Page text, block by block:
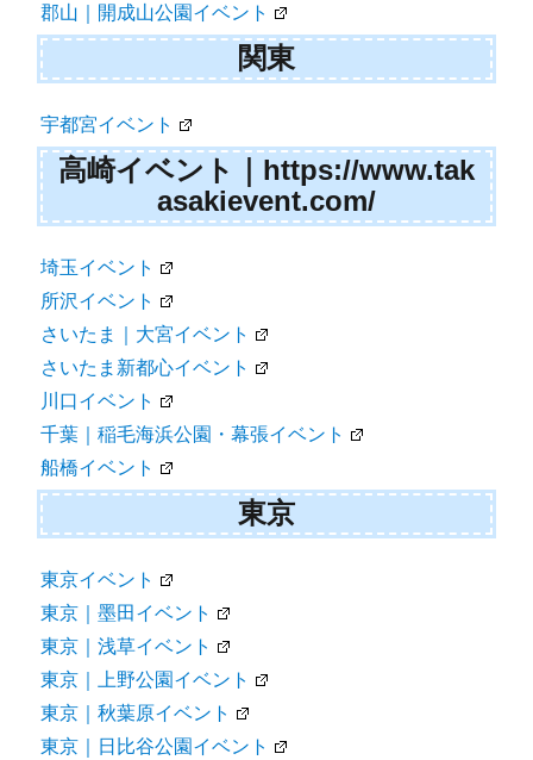
郡山｜開成山公園イベント
関東
宇都宮イベント
高崎イベント｜https://www.tak
asakievent.com/
埼玉イベント
所沢イベント
さいたま｜大宮イベント
さいたま新都心イベント
川口イベント
千葉｜稲毛海浜公園・幕張イベント
船橋イベント
東京
東京イベント
東京｜墨田イベント
東京｜浅草イベント
東京｜上野公園イベント
東京｜秋葉原イベント
東京｜日比谷公園イベント